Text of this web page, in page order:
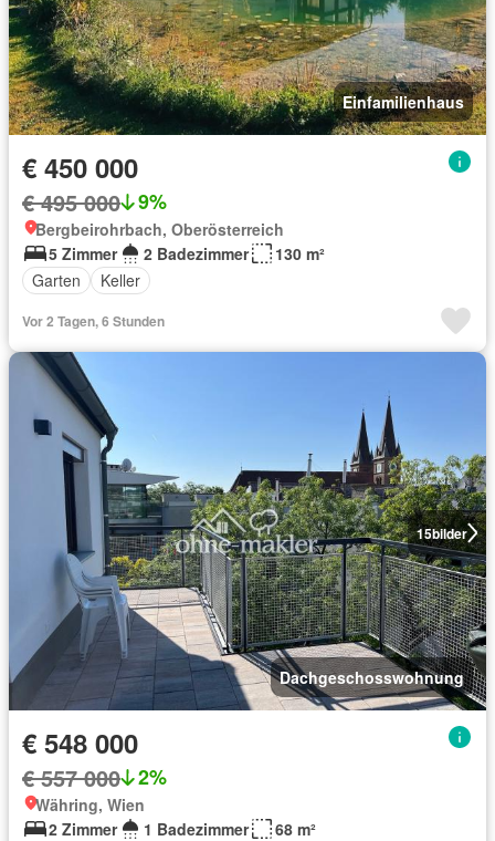
Einfamilienhaus
€ 450 000
€ 495 000 9%
Bergbeirohrbach, Oberösterreich
5 Zimmer
2 Badezimmer
130 m²
Garten
Keller
Vor 2 Tagen, 6 Stunden
15bilder
Dachgeschosswohnung
€ 548 000
€ 557 000 2%
Währing, Wien
2 Zimmer
1 Badezimmer
68 m²